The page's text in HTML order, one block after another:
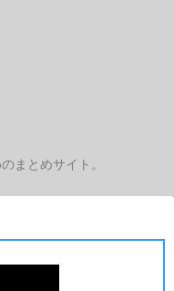
まとめサイト。